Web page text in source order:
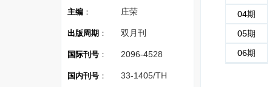
主编 ： 庄荣
出版周期 ： 双月刊
国际刊号 ： 2096-4528
国内刊号 ： 33-1405/TH
04期
05期
06期